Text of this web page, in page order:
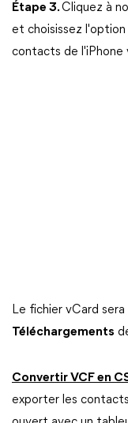
Étape 3.Cliquez à
et choisissez l'option
contacts de l'iPhone
Le fichier vCard
Téléchargements
Convertir VCF en
exporter les